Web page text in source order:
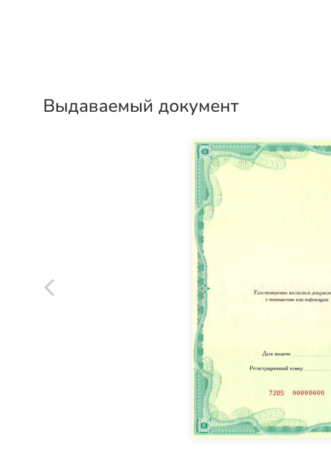
Выдаваемый документ